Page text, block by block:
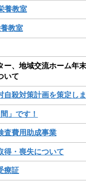
養教室
教室
ー、地域交流ホーム年
いて
自殺対策計画を策定し
」です！
査費用助成事業
得・喪失について
療証